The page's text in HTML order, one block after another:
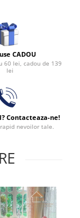
CADOU
60 lei, cadou de 139
lei
Contacteaza-ne!
nevoilor tale.